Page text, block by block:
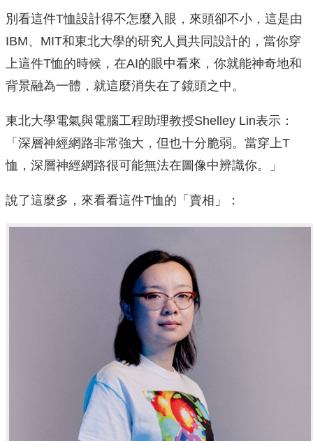
別看這件T恤設計得不怎麼入眼，來頭卻不小，這是由
IBM、MIT和東北大學的研究人員共同設計的，當你穿
上這件T恤的時候，在AI的眼中看來，你就能神奇地和
背景融為一體，就這麼消失在了鏡頭之中。
東北大學電氣與電腦工程助理教授Shelley Lin表示：
「深層神經網路非常強大，但也十分脆弱。當穿上T
恤，深層神經網路很可能無法在圖像中辨識你。」
說了這麼多，來看看這件T恤的「賣相」：